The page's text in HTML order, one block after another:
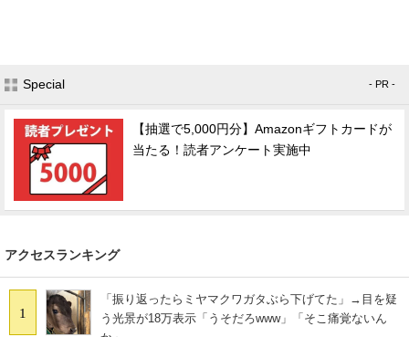
Special - PR -
【抽選で5,000円分】Amazonギフトカードが
当たる！読者アンケート実施中
アクセスランキング
1
「振り返ったらミヤマクワガタぶら下げてた」→目を疑
う光景が18万表示「うそだろwww」「そこ痛覚ないん